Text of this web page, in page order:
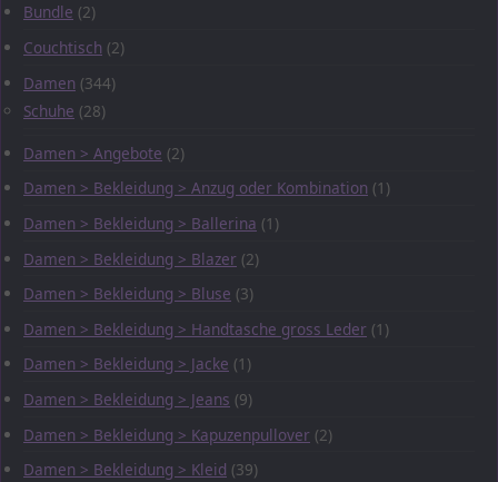
Bundle (2)
Couchtisch (2)
Damen (344)
Schuhe (28)
Damen > Angebote (2)
Damen > Bekleidung > Anzug oder Kombination (1)
Damen > Bekleidung > Ballerina (1)
Damen > Bekleidung > Blazer (2)
Damen > Bekleidung > Bluse (3)
Damen > Bekleidung > Handtasche gross Leder (1)
Damen > Bekleidung > Jacke (1)
Damen > Bekleidung > Jeans (9)
Damen > Bekleidung > Kapuzenpullover (2)
Damen > Bekleidung > Kleid (39)